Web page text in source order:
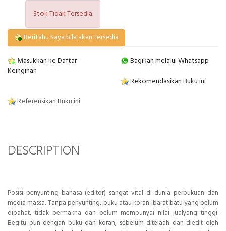
Stok Tidak Tersedia
Beritahu Saya bila akan tersedia
Masukkan ke Daftar
Keinginan
Bagikan melalui Whatsapp
Rekomendasikan Buku ini
Referensikan Buku ini
DESCRIPTION
Posisi penyunting bahasa (editor) sangat vital di dunia perbukuan dan
media massa. Tanpa penyunting, buku atau koran ibarat batu yang belum
dipahat, tidak bermakna dan belum mempunyai nilai jualyang tinggi.
Begitu pun dengan buku dan koran, sebelum ditelaah dan diedit oleh